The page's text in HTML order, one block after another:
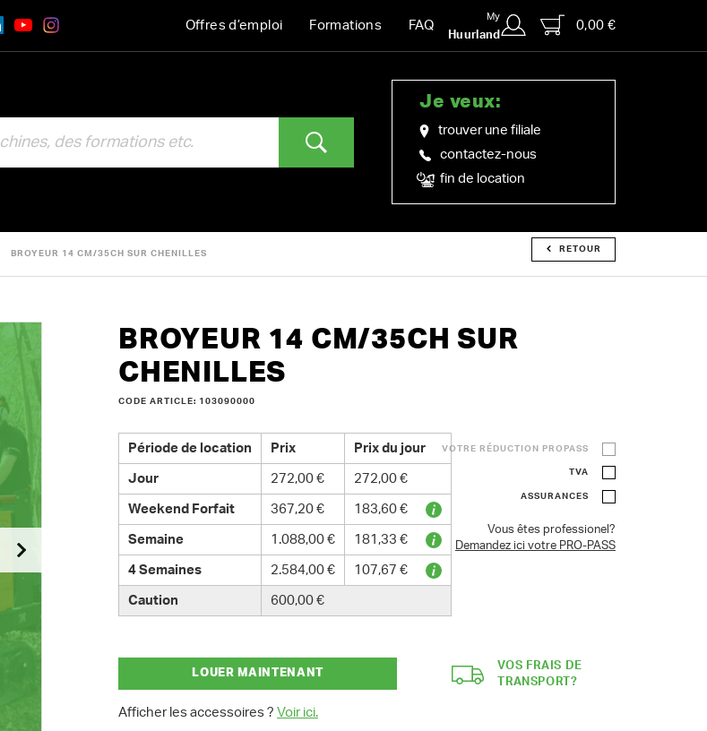
Offres d’emploi Formations FAQ
My
Huurland
0,00 €
Je veux:
trouver une filiale
contactez-nous
fin de location
BROYEUR 14 CM/35CH SUR CHENILLES RETOUR
BROYEUR 14 CM/35CH SUR
CHENILLES
CODE ARTICLE: 103090000
Période de location Prix Prix du jour
Jour 272,00 € 272,00 €
Weekend Forfait 367,20 € 183,60 €
Semaine 1.088,00 € 181,33 €
4 Semaines 2.584,00 € 107,67 €
Caution 600,00 €
VOTRE RÉDUCTION PROPASS
TVA
ASSURANCES
Vous êtes professionel?
Demandez ici votre PRO-PASS
LOUER MAINTENANT
Afficher les accessoires ? Voir ici.
VOS FRAIS DE
TRANSPORT?